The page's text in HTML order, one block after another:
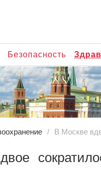
Безопасность
В Москве